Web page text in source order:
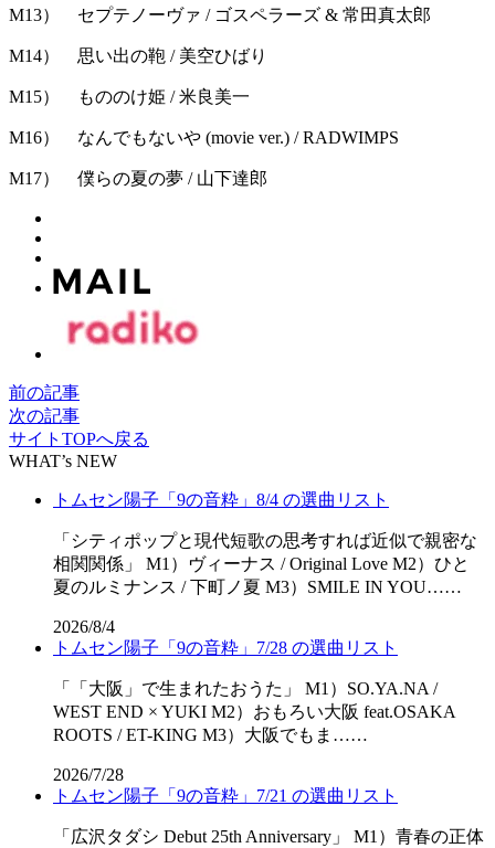
M13） セプテノーヴァ / ゴスペラーズ & 常田真太郎
M14） 思い出の鞄 / 美空ひばり
M15） もののけ姫 / 米良美一
M16） なんでもないや (movie ver.) / RADWIMPS
M17） 僕らの夏の夢 / 山下達郎
前の記事
次の記事
サイトTOPへ戻る
WHAT’s NEW
トムセン陽子「9の音粋」8/4 の選曲リスト
「シティポップと現代短歌の思考すれば近似で親密な
相関関係」 M1）ヴィーナス / Original Love M2）ひと
夏のルミナンス / 下町ノ夏 M3）SMILE IN YOU……
2026/8/4
トムセン陽子「9の音粋」7/28 の選曲リスト
「「⼤阪」で⽣まれたおうた」 M1）SO.YA.NA /
WEST END × YUKI M2）おもろい大阪 feat.OSAKA
ROOTS / ET-KING M3）大阪でもま……
2026/7/28
トムセン陽子「9の音粋」7/21 の選曲リスト
「広沢タダシ Debut 25th Anniversary」 M1）青春の正体